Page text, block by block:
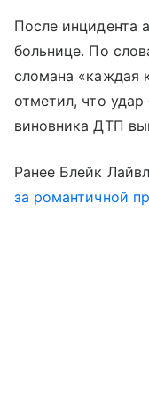
После инцидента
больнице. По
сломана «каждая
отметил, что
виновника ДТП
Ранее Блейк
за романтичной